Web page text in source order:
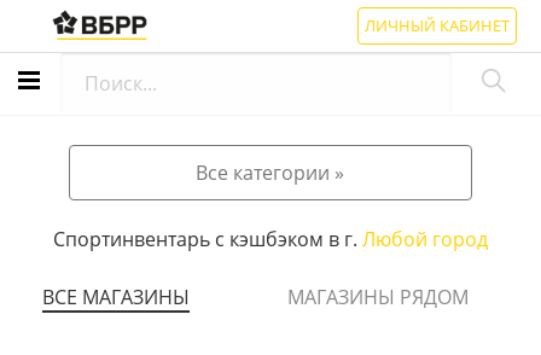
ЛИЧНЫЙ КАБИНЕТ
Все категории »
Спортинвентарь с кэшбэком в г. Любой город
ВСЕ МАГАЗИНЫ МАГАЗИНЫ РЯДОМ